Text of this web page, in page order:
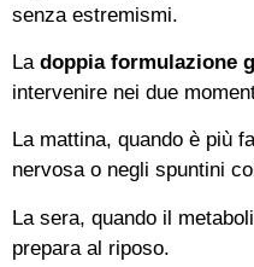
senza estremismi.
La doppia formulazione
intervenire nei due
La mattina, quando è più
nervosa o negli spuntini
La sera, quando il
prepara al riposo.